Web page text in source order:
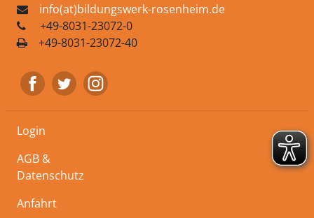
info(at)bildungswerk-rosenheim.de
+49-8031-23072-0
+49-8031-23072-40
Login
AGB &
Datenschutz
Anfahrt